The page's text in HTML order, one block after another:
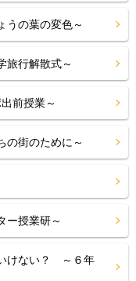
の葉の変色～
行解散式～
前授業～
街のために～
授業研～
けない？ ～６年